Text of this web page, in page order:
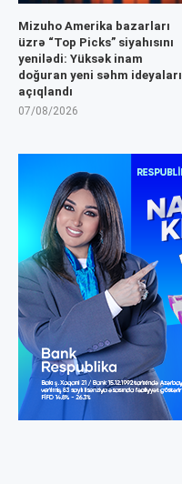
Mizuho Amerika bazarları
üzrə “Top Picks” siyahısını
yenilədi: Yüksək inam
doğuran yeni səhm ideyaları
açıqlandı
07/08/2026